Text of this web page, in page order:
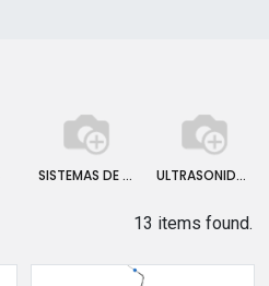
SISTEMAS DE OBTURACION ULTRASONIDOS Y PUNTAS
13 items found.